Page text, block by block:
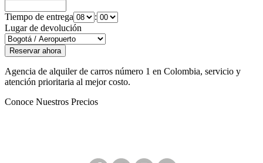
Tiempo de entrega
:
Lugar de devolución
Agencia de alquiler de carros número 1 en Colombia, servicio y
atención prioritaria al mejor costo.
Conoce Nuestros Precios